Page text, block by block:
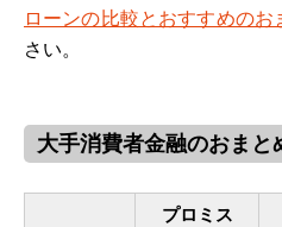
ローンの比較とおすすめのお
さい。
大手消費者金融のおまと
プロミス